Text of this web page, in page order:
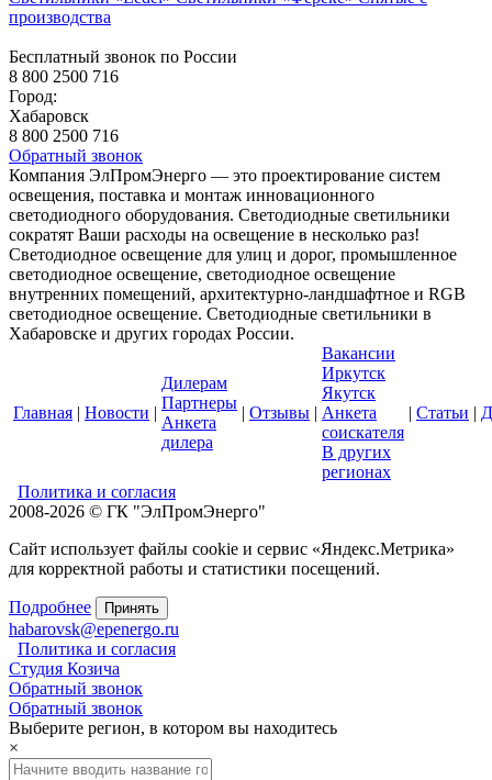
производства
Бесплатный звонок по России
8 800 2500 716
Город:
Хабаровск
8 800 2500 716
Обратный звонок
Компания ЭлПромЭнерго — это проектирование систем
освещения, поставка и монтаж инновационного
светодиодного оборудования. Светодиодные светильники
сократят Ваши расходы на освещение в несколько раз!
Светодиодное освещение для улиц и дорог, промышленное
светодиодное освещение, светодиодное освещение
внутренних помещений, архитектурно-ландшафтное и RGB
светодиодное освещение. Светодиодные светильники в
Хабаровске и других городах России.
Главная | Новости |
Дилерам
Партнеры
Анкета
дилера
| Отзывы |
Вакансии
Иркутск
Якутск
Анкета
соискателя
В других
регионах
| Статьи |
Политика и согласия
2008-2026 © ГК "ЭлПромЭнерго"
Сайт использует файлы cookie и сервис «Яндекс.Метрика»
для корректной работы и статистики посещений.
Подробнее Принять
habarovsk@epenergo.ru
Политика и согласия
Студия Козича
Обратный звонок
Обратный звонок
Выберите регион, в котором вы находитесь
×